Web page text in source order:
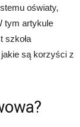
oświaty,
tym artykule
szkoła
są korzyści z